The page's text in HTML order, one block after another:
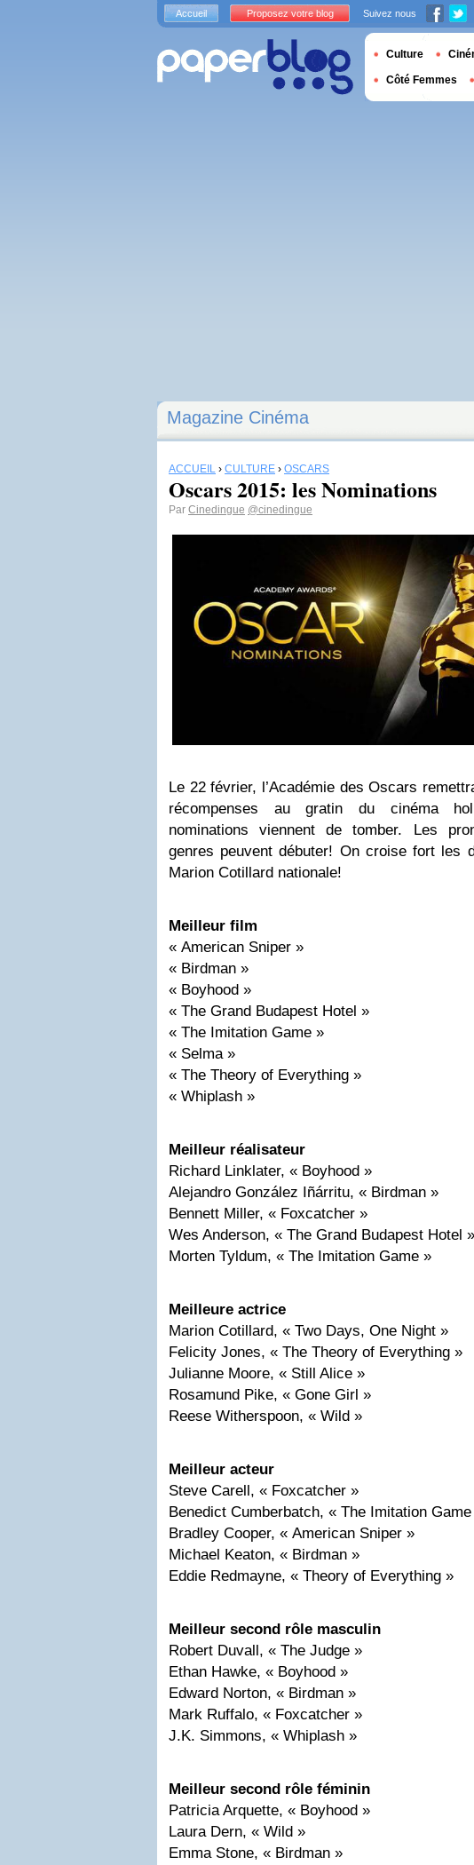
Magazine Cinéma
ACCUEIL › CULTURE › OSCARS
Oscars 2015: les Nominations
Par Cinedingue @cinedingue
Le 22 février, l’Académie des Oscars
récompenses au gratin du cinéma
nominations viennent de tomber. Les
genres peuvent débuter! On croise fort les
Marion Cotillard nationale!
Meilleur film
« American Sniper »
« Birdman »
« Boyhood »
« The Grand Budapest Hotel »
« The Imitation Game »
« Selma »
« The Theory of Everything »
« Whiplash »
Meilleur réalisateur
Richard Linklater, « Boyhood »
Alejandro González Iñárritu, « Birdman »
Bennett Miller, « Foxcatcher »
Wes Anderson, « The Grand Budapest Hotel »
Morten Tyldum, « The Imitation Game »
Meilleure actrice
Marion Cotillard, « Two Days, One Night »
Felicity Jones, « The Theory of Everything »
Julianne Moore, « Still Alice »
Rosamund Pike, « Gone Girl »
Reese Witherspoon, « Wild »
Meilleur acteur
Steve Carell, « Foxcatcher »
Benedict Cumberbatch, « The Imitation
Bradley Cooper, « American Sniper »
Michael Keaton, « Birdman »
Eddie Redmayne, « Theory of Everything »
Meilleur second rôle masculin
Robert Duvall, « The Judge »
Ethan Hawke, « Boyhood »
Edward Norton, « Birdman »
Mark Ruffalo, « Foxcatcher »
J.K. Simmons, « Whiplash »
Meilleur second rôle féminin
Patricia Arquette, « Boyhood »
Laura Dern, « Wild »
Emma Stone, « Birdman »
Accueil Proposez votre blog Suivez nous
Culture
Côté Femmes